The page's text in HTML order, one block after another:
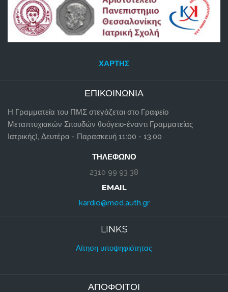
ΧΆΡΤΗΣ
ΕΠΙΚΟΙΝΩΝΊΑ
Η Γραμματεία του ΠΜΣ στεγάζεται στο Γραφείο
Μεταπτυχιακών Σπουδών (Ισόγειο-έναντι Γραμματείας
Ιατρικής), Δευτέρα - Παρασκευή 11:00 - 13.00
ΤΗΛΈΦΩΝΟ
2310 99 93 38
EMAIL
kardio@med.auth.gr
LINKS
Αίτηση υποψηφιότητας
ΑΠΌΦΟΙΤΟΙ